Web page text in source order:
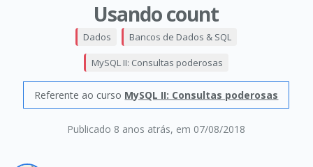
Usando count
Publicado 8 anos atrás, em 07/08/2018
Dados Bancos de Dados & SQL
MySQL II: Consultas poderosas
Referente ao curso MySQL II: Consultas poderosas